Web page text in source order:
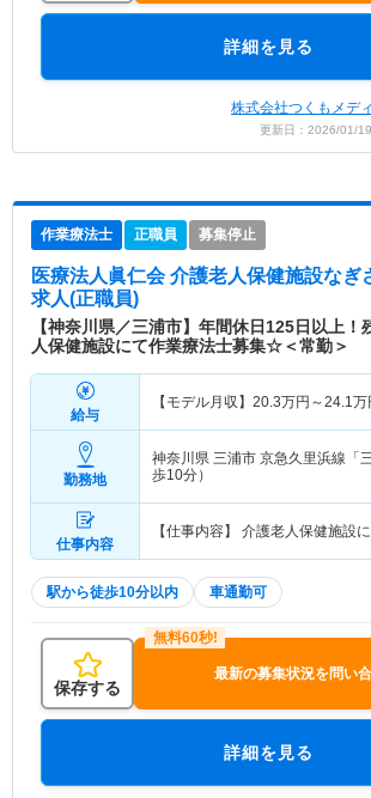
詳細を見る
株式会社つくもメデ
更新日：2026/01/
作業療法士 正職員 募集停止
医療法人眞仁会 介護老人保健施設なぎ
求人(正職員)
【神奈川県／三浦市】年間休日125日以上
人保健施設にて作業療法士募集☆＜常勤＞
給与
【モデル月収】 20.3万円～24.1万
勤務地
神奈川県 三浦市 京急久里浜線「
歩10分）
仕事内容
【仕事内容】 介護老人保健施設
駅から徒歩10分以内 車通勤可
保存する
最新の募集状況を問い
詳細を見る